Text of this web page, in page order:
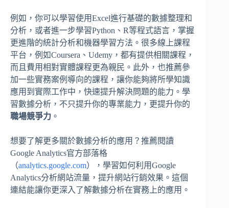
例如，你可以學習使用Excel進行基礎的數據整理和
分析，或者進一步學習Python、R等程式語言，掌握
更進階的統計分析和機器學習方法。很多線上課程
平台，例如Coursera、Udemy，都有提供相關課程，
而且費用相對實體課程更為親民。此外，也推薦參
加一些實務案例導向的課程，讓你能夠將所學知識
應用到實際工作中，快速提升解決問題的能力。學
習數據分析，不只提升你的專業能力，更提升你的
職場競爭力 。
想要了解更多關於數據分析的應用？推薦閱讀
Google Analytics官方部落格
（analytics.google.com），學習如何利用Google
Analytics分析網站流量，提升網站行銷效果。這個
連結能讓你更深入了解數據分析在實務上的應用。